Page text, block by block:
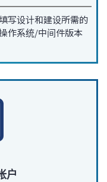
写设计和建设所需的
作系统/中间件版本
户